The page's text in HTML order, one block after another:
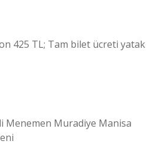
425 TL; Tam bilet ücreti yatak
Menemen Muradiye Manisa